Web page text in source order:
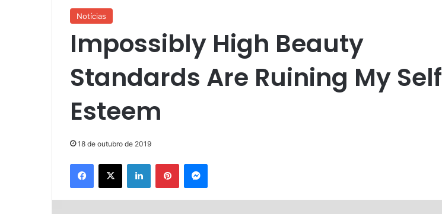
Notícias
Impossibly High Beauty
Standards Are Ruining My Self
Esteem
18 de outubro de 2019
Facebook
X LinkedinPinterestMessenger